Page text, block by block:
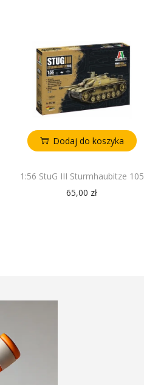
Dodaj do koszyka
1:56 StuG III Sturmhaubitze 105
65,00 zł